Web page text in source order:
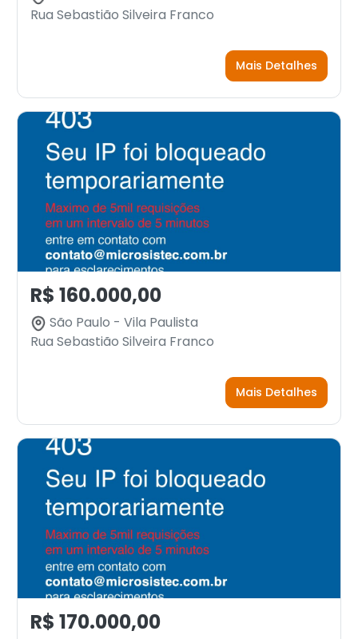
Rua Sebastião Silveira Franco
Mais Detalhes
R$ 160.000,00
São Paulo - Vila Paulista
Rua Sebastião Silveira Franco
Mais Detalhes
R$ 170.000,00